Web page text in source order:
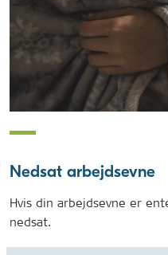
Nedsat arbejdsevne
Hvis din arbejdsevne er
nedsat.